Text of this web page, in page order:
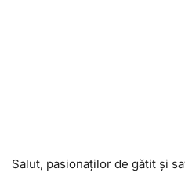
Salut, pasionaților de gătit și